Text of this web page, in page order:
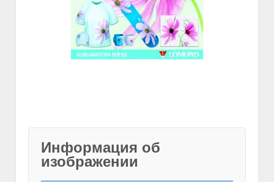
Информация об
изображении